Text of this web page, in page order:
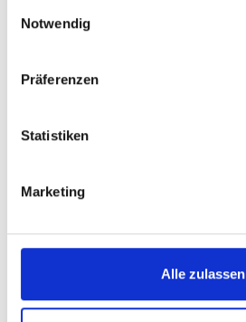
Notwendig
Präferenzen
Statistiken
Marketing
Alle zulassen